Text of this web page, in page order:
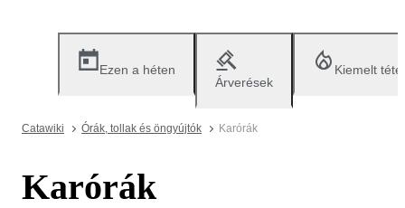
Ezen a héten
Árverések
Kiemelt
Catawiki Órák, tollak és öngyújtók Karórák
Karórák